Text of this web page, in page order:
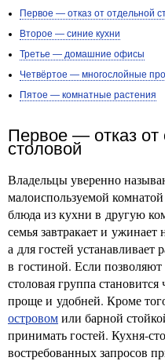
Первое — отказ от отдельной
Второе — синие кухни
Третье — домашние офисы
Четвёртое — многослойные
Пятое — комнатные растения
Первое — отказ от
столовой
Владельцы уверенно
малоиспользуемой
блюда из кухни в другую
семья завтракает и ужинает
а для гостей
в гостиной. Если
столовая группа
проще и удобней. Кроме
островомили барной
принимать гостей. Кухня-
востребованных запросов